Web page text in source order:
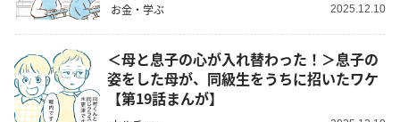
お金・学ぶ 2025.12.10
＜母と息子の心が入れ替わった！＞息子の
姿をした母が、同級生をうちに招いたワケ
【第19話まんが】